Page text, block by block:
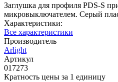
Заглушка для профиля PDS-S
микровыключателем. Серый
Характеристики:
Все характеристики
Производитель
Arlight
Артикул
017273
Кратность цены за 1 единицу